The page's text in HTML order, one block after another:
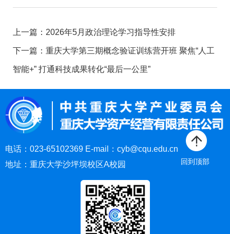
上一篇： 2026年5月政治理论学习指导性安排
下一篇： 重庆大学第三期概念验证训练营开班 聚焦“人工
智能+” 打通科技成果转化“最后一公里”
回到顶部
电话：023-65102369 E-mail：cyb@cqu.edu.cn
地址：重庆大学沙坪坝校区A校园